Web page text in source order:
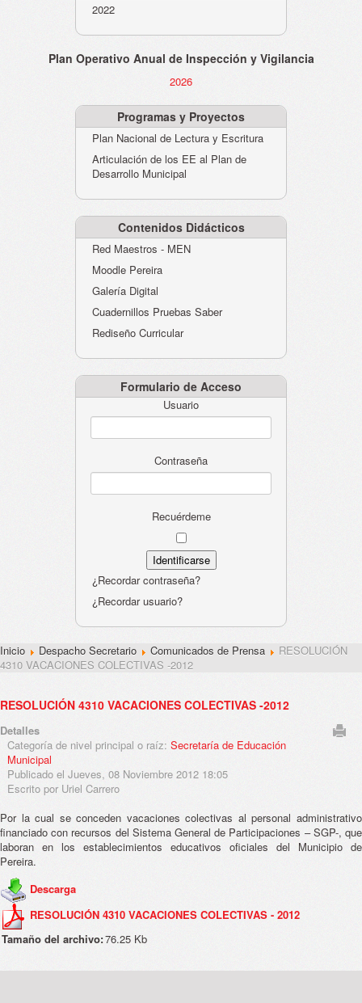
2022
Plan Operativo Anual de Inspección y Vigilancia
2026
Programas y Proyectos
Plan Nacional de Lectura y Escritura
Articulación de los EE al Plan de
Desarrollo Municipal
Contenidos Didácticos
Red Maestros - MEN
Moodle Pereira
Galería Digital
Cuadernillos Pruebas Saber
Rediseño Curricular
Formulario de Acceso
Usuario
Contraseña
Recuérdeme
¿Recordar contraseña?
¿Recordar usuario?
Inicio Despacho Secretario Comunicados de Prensa
RESOLUCIÓN
4310 VACACIONES COLECTIVAS -2012
RESOLUCIÓN 4310 VACACIONES COLECTIVAS -2012
Detalles
Categoría de nivel principal o raíz: Secretaría de Educación
Municipal
Publicado el Jueves, 08 Noviembre 2012 18:05
Escrito por Uriel Carrero
Por la cual se conceden vacaciones colectivas al personal administrativo
financiado con recursos del Sistema General de Participaciones – SGP-, que
laboran en los establecimientos educativos oficiales del Municipio de
Pereira.
Descarga
RESOLUCIÓN 4310 VACACIONES COLECTIVAS - 2012
Tamaño del archivo:76.25 Kb